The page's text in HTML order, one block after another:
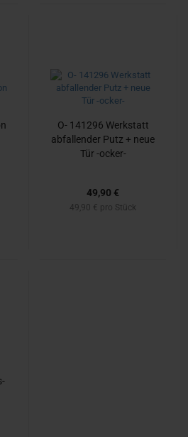
O- 141296 Werk­statt
ab­fal­len­der Putz + neue
Tür -​ocker-​
49,90 €
49,90 € pro Stück